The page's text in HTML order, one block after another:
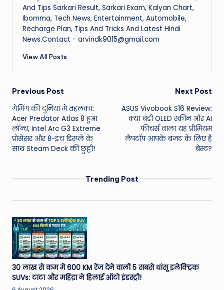
And Tips Sarkari Result, Sarkari Exam, Kalyan Chart,
Ibomma, Tech News, Entertainment, Automobile,
Recharge Plan, Tips And Tricks And Latest Hindi
News.Contact - arvindk9015@gmail.com
View All Posts
Post
navigation
Previous Post
गेमिंग की दुनिया में तहलका:
Acer Predator Atlas 8 हुआ
लॉन्च, Intel Arc G3 Extreme
प्रोसेसर और 8-इंच डिस्प्ले के
साथ Steam Deck की छुट्टी!
Next Post
ASUS Vivobook S16 Review:
क्या बड़ी OLED स्क्रीन और AI
फीचर्स वाला यह प्रीमियम
लैपटॉप आपके बजट के लिए है
बेस्ट?
Trending Post
30 लाख से कम में 600 KM रेंज देने वाली 5 सबसे धांसू इलेक्ट्रिक
SUVs: टाटा और महिंद्रा ने हिलाई ऑटो इंडस्ट्री!